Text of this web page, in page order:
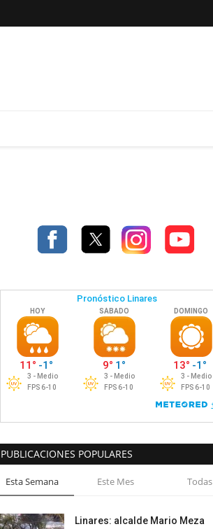
PUBLICACIONES POPULARES
Esta Semana Este Mes Todas
Linares: alcalde Mario Meza